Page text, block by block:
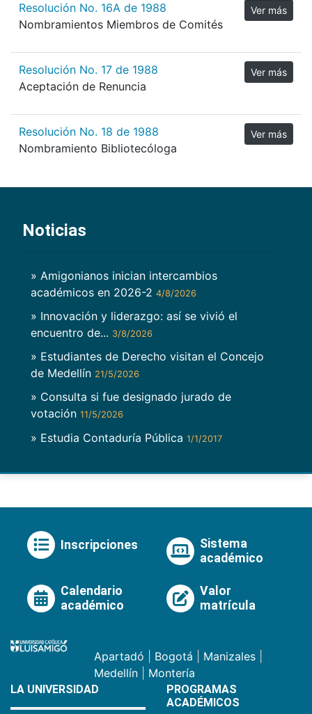
Resolución No. 16A de 1988
Nombramientos Miembros de Comités
Ver más
Resolución No. 17 de 1988
Aceptación de Renuncia
Ver más
Resolución No. 18 de 1988
Nombramiento Bibliotecóloga
Ver más
Noticias
» Amigonianos inician intercambios
académicos en 2026-2 4/8/2026
» Innovación y liderazgo: así se vivió el
encuentro de... 3/8/2026
» Estudiantes de Derecho visitan el Concejo
de Medellín 21/5/2026
» Consulta si fue designado jurado de
votación 11/5/2026
» Estudia Contaduría Pública 1/1/2017
Inscripciones
Sistema
académico
Calendario
académico
Valor
matrícula
Apartadó Bogotá Manizales
Medellín
Montería
LA UNIVERSIDAD
PROGRAMAS
ACADÉMICOS